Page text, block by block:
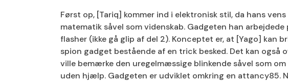
Først op, [Tariq] kommer ind i elektronisk stil, da hans
matematik såvel som videnskab. Gadgeten han
flasher (ikke gå glip af del 2). Konceptet er, at [Yago] kan
spion gadget bestående af en trick besked. Det kan også
ville bemærke den uregelmæssige blinkende såvel som
uden hjælp. Gadgeten er udviklet omkring en attancy85.